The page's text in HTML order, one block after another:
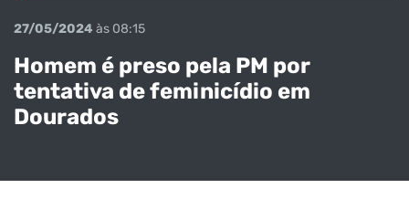
27/05/2024 às 08:15
Homem é preso pela PM por
tentativa de feminicídio em
Dourados
Veja o
momento em
pistoleiros